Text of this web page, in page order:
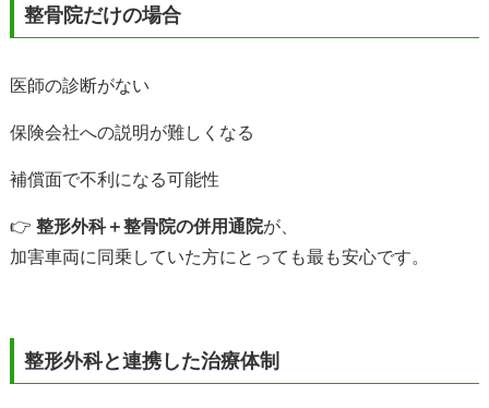
整骨院だけの場合
医師の診断がない
保険会社への説明が難しくなる
補償面で不利になる可能性
👉 整形外科＋整骨院の併用通院が、
加害車両に同乗していた方にとっても最も安心です。
整形外科と連携した治療体制